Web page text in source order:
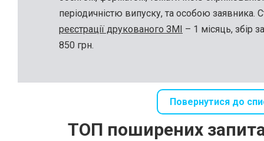
періодичністю випуску, та особою заявника.
реєстрації друкованого ЗМІ – 1 місяць, збір
850 грн.
Повернутися до
ТОП поширених